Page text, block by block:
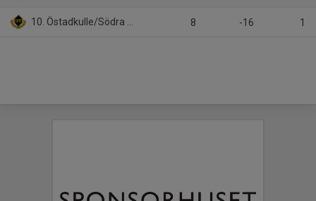
10. Östadkulle/Södra Härene 8 -16 1